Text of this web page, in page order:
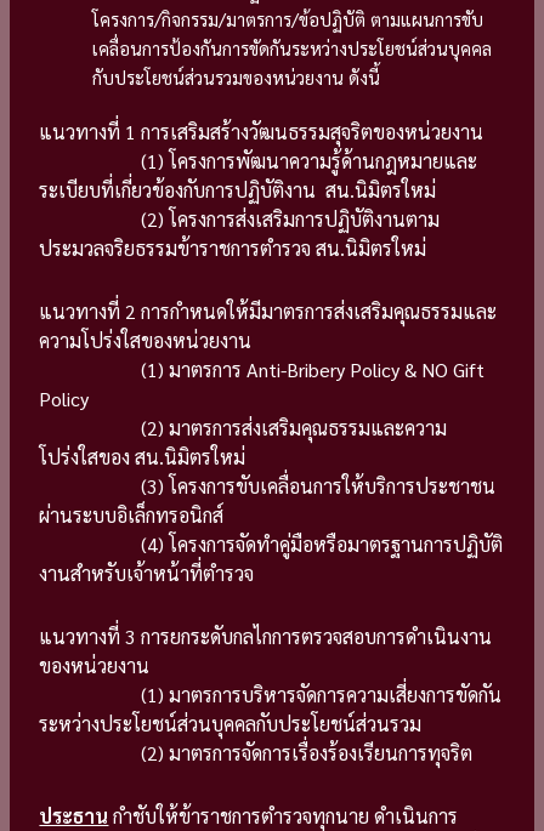
โครงการ/กิจกรรม/มาตรการ/ข้อปฏิบัติ ตามแผนการขับ
เคลื่อนการป้องกันการขัดกันระหว่างประโยชน์ส่วนบุคคล
กับประโยชน์ส่วนรวมของหน่วยงาน ดังนี้
แนวทางที่ 1 การเสริมสร้างวัฒนธรรมสุจริตของหน่วยงาน
(1) โครงการพัฒนาความรู้ด้านกฎหมายและ
ระเบียบที่เกี่ยวข้องกับการปฏิบัติงาน สน.นิมิตรใหม่
(2) โครงการส่งเสริมการปฏิบัติงานตาม
ประมวลจริยธรรมข้าราชการตำรวจ สน.นิมิตรใหม่
แนวทางที่ 2 การกำหนดให้มีมาตรการส่งเสริมคุณธรรมและ
ความโปร่งใสของหน่วยงาน
(1) มาตรการ Anti-Bribery Policy & NO Gift
Policy
(2) มาตรการส่งเสริมคุณธรรมและความ
โปร่งใสของ สน.นิมิตรใหม่
(3) โครงการขับเคลื่อนการให้บริการประชาชน
ผ่านระบบอิเล็กทรอนิกส์
(4) โครงการจัดทำคู่มือหรือมาตรฐานการปฏิบัติ
งานสำหรับเจ้าหน้าที่ตำรวจ
แนวทางที่ 3 การยกระดับกลไกการตรวจสอบการดำเนินงาน
ของหน่วยงาน
(1) มาตรการบริหารจัดการความเสี่ยงการขัดกัน
ระหว่างประโยชน์ส่วนบุคคลกับประโยชน์ส่วนรวม
(2) มาตรการจัดการเรื่องร้องเรียนการทุจริต
ประธาน กำชับให้ข้าราชการตำรวจทุกนาย ดำเนินการ